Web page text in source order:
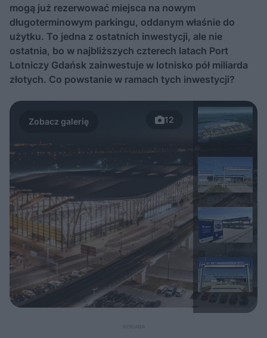
mogą już rezerwować miejsca na nowym
długoterminowym parkingu, oddanym właśnie do
użytku. To jedna z ostatnich inwestycji, ale nie
ostatnia, bo w najbliższych czterech latach Port
Lotniczy Gdańsk zainwestuje w lotnisko pół miliarda
złotych. Co powstanie w ramach tych inwestycji?
12